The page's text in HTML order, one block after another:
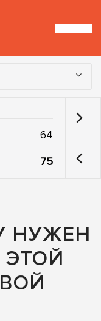
64
75
НУЖЕН